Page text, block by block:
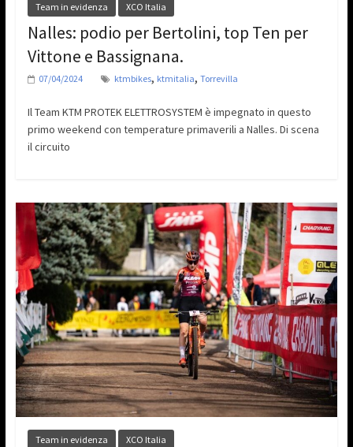
Team in evidenza XCO Italia
Nalles: podio per Bertolini, top Ten per
Vittone e Bassignana.
07/04/2024 ktmbikes, ktmitalia, Torrevilla
Il Team KTM PROTEK ELETTROSYSTEM è impegnato in questo
primo weekend con temperature primaverili a Nalles. Di scena
il circuito
Team in evidenza XCO Italia